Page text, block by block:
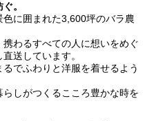
。
に囲まれた3,600坪のバラ農
携わるすべての人に想いをめぐ
送しています。
でふわりと洋服を着せるよう
しがつくるこころ豊かな時を